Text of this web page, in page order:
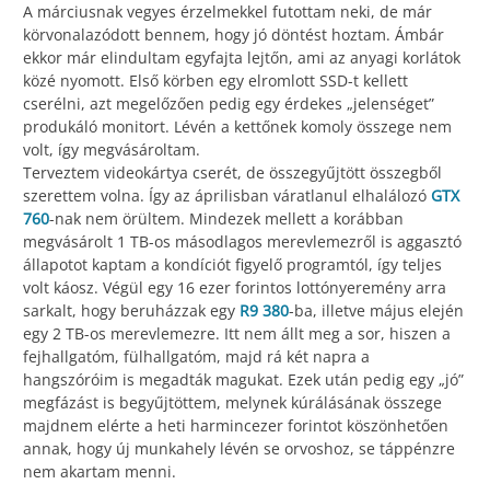
A márciusnak vegyes érzelmekkel futottam neki, de már
körvonalazódott bennem, hogy jó döntést hoztam. Ámbár
ekkor már elindultam egyfajta lejtőn, ami az anyagi korlátok
közé nyomott. Első körben egy elromlott SSD-t kellett
cserélni, azt megelőzően pedig egy érdekes „jelenséget”
produkáló monitort. Lévén a kettőnek komoly összege nem
volt, így megvásároltam.
Terveztem videokártya cserét, de összegyűjtött összegből
szerettem volna. Így az áprilisban váratlanul elhalálozó GTX
760-nak nem örültem. Mindezek mellett a korábban
megvásárolt 1 TB-os másodlagos merevlemezről is aggasztó
állapotot kaptam a kondíciót figyelő programtól, így teljes
volt káosz. Végül egy 16 ezer forintos lottónyeremény arra
sarkalt, hogy beruházzak egy R9 380-ba, illetve május elején
egy 2 TB-os merevlemezre. Itt nem állt meg a sor, hiszen a
fejhallgatóm, fülhallgatóm, majd rá két napra a
hangszóróim is megadták magukat. Ezek után pedig egy „jó”
megfázást is begyűjtöttem, melynek kúrálásának összege
majdnem elérte a heti harmincezer forintot köszönhetően
annak, hogy új munkahely lévén se orvoshoz, se táppénzre
nem akartam menni.